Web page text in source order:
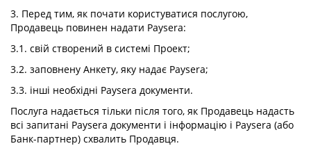
3. Перед тим, як почати користуватися послугою,
Продавець повинен надати Paysera:
3.1. свій створений в системі Проект;
3.2. заповнену Анкету, яку надає Paysera;
3.3. інші необхідні Paysera документи.
Послуга надається тільки після того, як Продавець надасть
всі запитані Paysera документи і інформацію і Paysera (або
Банк-партнер) схвалить Продавця.